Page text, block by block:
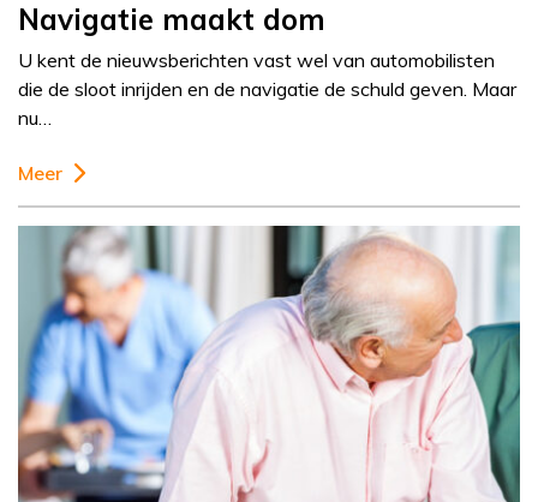
Navigatie maakt dom
U kent de nieuwsberichten vast wel van automobilisten
die de sloot inrijden en de navigatie de schuld geven. Maar
nu…
Meer